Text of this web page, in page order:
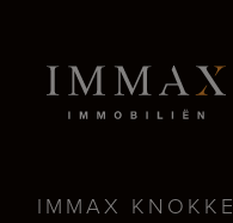
IMMAX KNOKKE